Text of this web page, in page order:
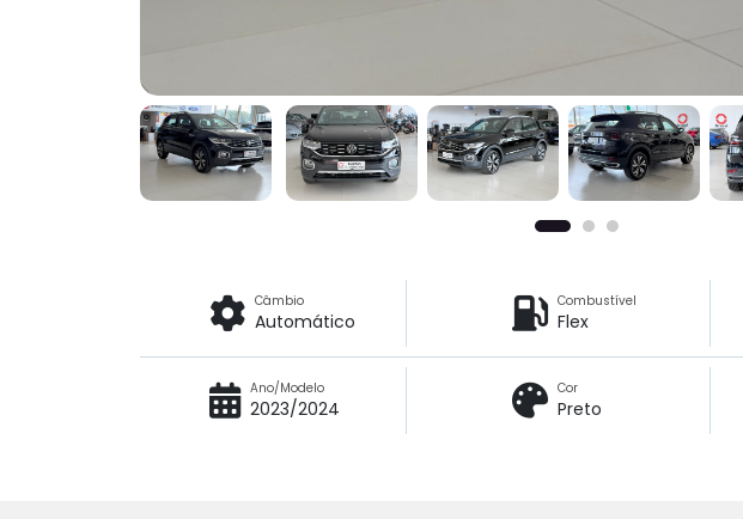
Câmbio
Automático
Combustível
Flex
Ano/Modelo
2023/2024
Cor
Preto